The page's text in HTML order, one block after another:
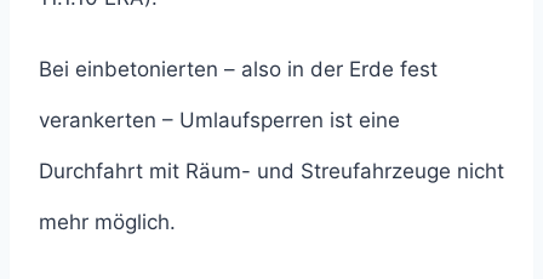
Bei einbetonierten – also in der Erde fest
verankerten – Umlaufsperren ist eine
Durchfahrt mit Räum- und Streufahrzeuge nicht
mehr möglich.